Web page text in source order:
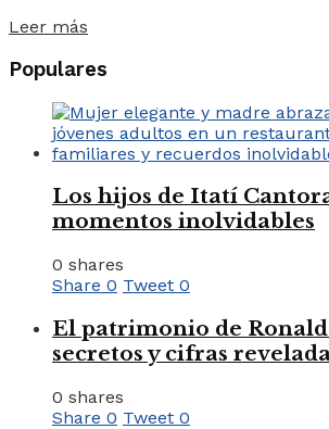
Leer más
Populares
Los hijos de Itatí
momentos inolvidables
0 shares
Share 0 Tweet 0
El patrimonio de
secretos y cifras
0 shares
Share 0 Tweet 0